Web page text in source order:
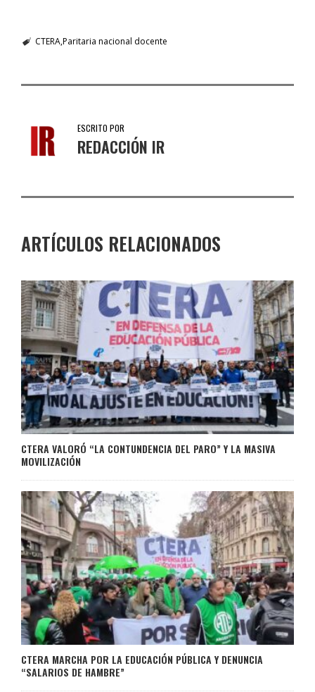
CTERAParitaria nacional docente
ESCRITO POR
REDACCIÓN IR
ARTÍCULOS RELACIONADOS
CTERA VALORÓ “LA CONTUNDENCIA DEL PARO” Y LA MASIVA
MOVILIZACIÓN
CTERA MARCHA POR LA EDUCACIÓN PÚBLICA Y DENUNCIA
“SALARIOS DE HAMBRE”